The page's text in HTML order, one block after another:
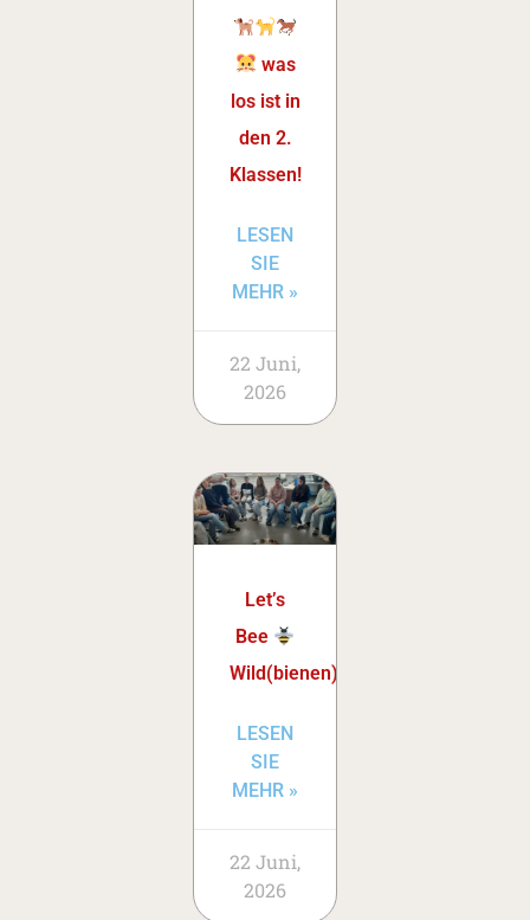
was
los ist in
den 2.
Klassen!
LESEN
SIE
MEHR »
22 Juni,
2026
Let’s
Bee
Wild(bienen)!
LESEN
SIE
MEHR »
22 Juni,
2026